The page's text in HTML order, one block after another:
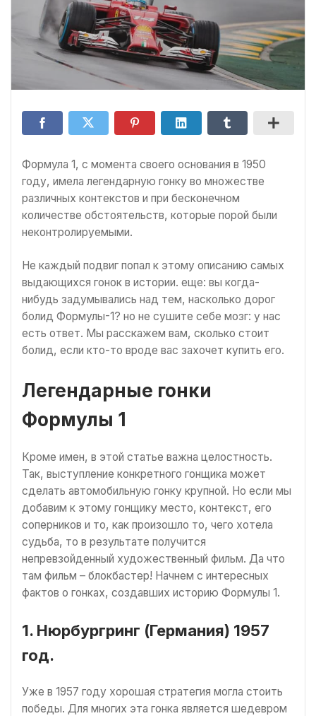
Формула 1, с момента своего основания в 1950
году, имела легендарную гонку во множестве
различных контекстов и при бесконечном
количестве обстоятельств, которые порой были
неконтролируемыми.
Не каждый подвиг попал к этому описанию самых
выдающихся гонок в истории. еще: вы когда-
нибудь задумывались над тем, насколько дорог
болид Формулы-1? но не сушите себе мозг: у нас
есть ответ. Мы расскажем вам, сколько стоит
болид, если кто-то вроде вас захочет купить его.
Легендарные гонки
Формулы 1
Кроме имен, в этой статье важна целостность.
Так, выступление конкретного гонщика может
сделать автомобильную гонку крупной. Но если мы
добавим к этому гонщику место, контекст, его
соперников и то, как произошло то, чего хотела
судьба, то в результате получится
непревзойденный художественный фильм. Да что
там фильм – блокбастер! Начнем с интересных
фактов о гонках, создавших историю Формулы 1.
1. Нюрбургринг (Германия) 1957
год.
Уже в 1957 году хорошая стратегия могла стоить
победы. Для многих эта гонка является шедевром